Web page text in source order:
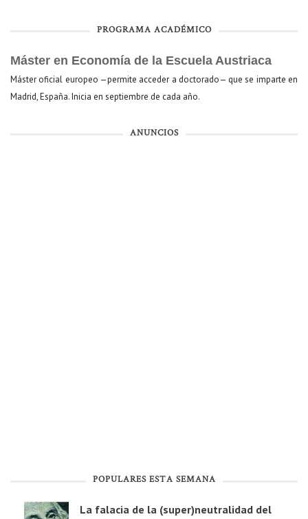
PROGRAMA ACADÉMICO
Máster en Economía de la Escuela Austriaca
Máster oficial europeo —permite acceder a doctorado— que se imparte en
Madrid, España. Inicia en septiembre de cada año.
ANUNCIOS
POPULARES ESTA SEMANA
La falacia de la (super)neutralidad del